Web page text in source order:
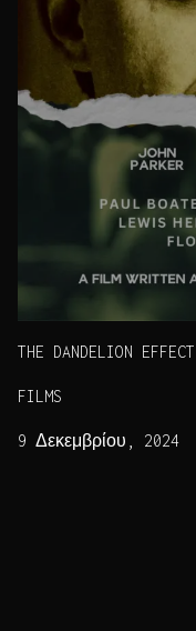
THE DANDELION EFFECT
FILMS
9 Δεκεμβρίου, 2024